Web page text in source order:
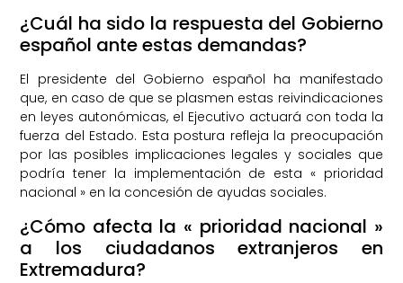
¿Cuál ha sido la respuesta del Gobierno
español ante estas demandas?
El presidente del Gobierno español ha manifestado
que, en caso de que se plasmen estas reivindicaciones
en leyes autonómicas, el Ejecutivo actuará con toda la
fuerza del Estado. Esta postura refleja la preocupación
por las posibles implicaciones legales y sociales que
podría tener la implementación de esta « prioridad
nacional » en la concesión de ayudas sociales.
¿Cómo afecta la « prioridad nacional »
a los ciudadanos extranjeros en
Extremadura?